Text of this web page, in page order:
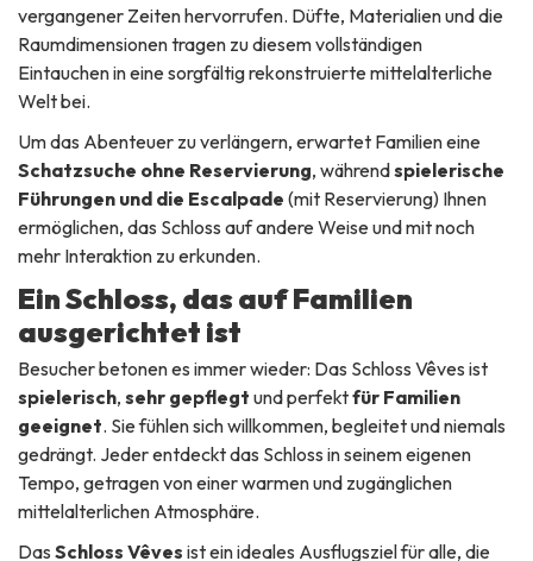
vergangener Zeiten hervorrufen. Düfte, Materialien und die
Raumdimensionen tragen zu diesem vollständigen
Eintauchen in eine sorgfältig rekonstruierte mittelalterliche
Welt bei.
Um das Abenteuer zu verlängern, erwartet Familien eine
Schatzsuche ohne Reservierung, währendspielerische
Führungen und die Escalpade (mit Reservierung) Ihnen
ermöglichen, das Schloss auf andere Weise und mit noch
mehr Interaktion zu erkunden.
Ein Schloss, das auf Familien
ausgerichtet ist
Besucher betonen es immer wieder: Das Schloss Vêves ist
spielerisch, sehr gepflegt und perfektfür Familien
geeignet. Sie fühlen sich willkommen, begleitet und niemals
gedrängt. Jeder entdeckt das Schloss in seinem eigenen
Tempo, getragen von einer warmen und zugänglichen
mittelalterlichen Atmosphäre.
Das Schloss Vêves ist ein ideales Ausflugsziel für alle, die